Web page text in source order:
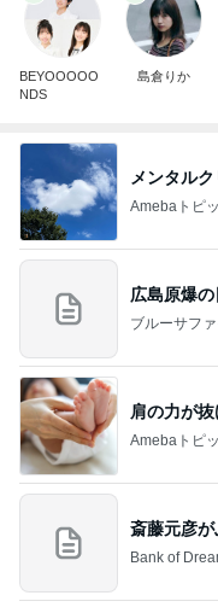
BEYOOOOO
NDS
島倉りか
メンタル
Amebaトピ
広島原爆
ブルーサフ
肩の力が
Amebaトピ
斎藤元彦
Bank of